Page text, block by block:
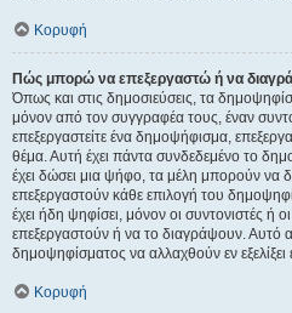
Κορυφή
Πώς μπορώ να επεξεργαστώ ή να
Όπως και στις δημοσιεύσεις, τα
μόνον από τον συγγραφέα τους, έναν
επεξεργαστείτε ένα δημοψήφισμα,
θέμα. Αυτή έχει πάντα συνδεδεμένο το
έχει δώσει μια ψήφο, τα μέλη μπορούν
επεξεργαστούν κάθε επιλογή του
έχει ήδη ψηφίσει, μόνον οι συντονιστές ή
επεξεργαστούν ή να το διαγράψουν. Αυτό
δημοψηφίσματος να αλλαχθούν εν
Κορυφή